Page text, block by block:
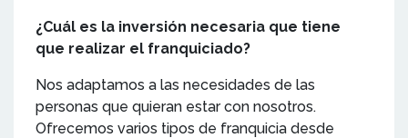
¿Cuál es la inversión necesaria que tiene
que realizar el franquiciado?
Nos adaptamos a las necesidades de las
personas que quieran estar con nosotros.
Ofrecemos varios tipos de franquicia desde